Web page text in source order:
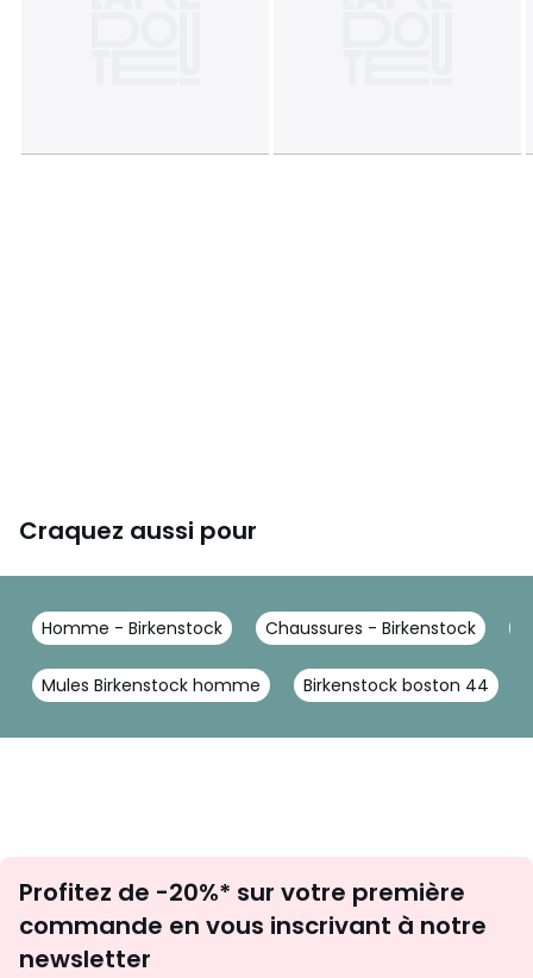
Craquez aussi pour
Homme - Birkenstock Chaussures - Birkenstock
Mules Birkenstock homme Birkenstock boston 44
newsletter
Profitez de -20%* sur votre première
commande en vous inscrivant à notre
newsletter